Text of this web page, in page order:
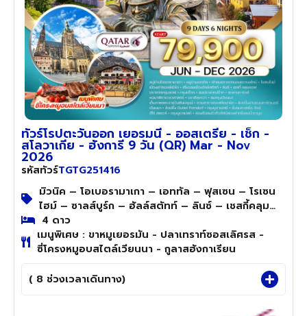
ทัวร์โรปตะวันออก เยอรมนี - ออสเตรีย - เช็ก -
สโลวาเกีย - ฮังการี 9 วัน (QR) Mar - Nov
2026
รหัสทัวร์TGTG251416
มิวนิค – โอเบอรามาเกา – เอททัล – ฟุสเซน – โรเซน
ไฮม์ – ซาลส์บูร์ก – ฮัลล์สตัทท์ – ลินซ์ – เชสกี้คลุม
ลอฟ – ปร๊าก – บราติสลาวา – เวียนนา – บูดาเปสต์
4 ดาว
เมนูพิเศษ : ขาหมูเยอรมัน - ปลาเทราท์ซอสเลิศรส -
ซี่โครงหมูอบสไตล์เวียนนา - กูลาสฮังกาเรียน
( 8 ช่วงเวลาเดินทาง)